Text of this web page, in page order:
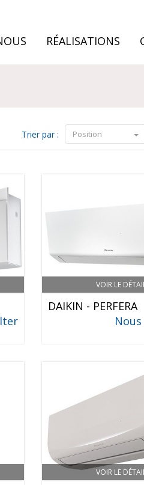
RÉALISATIONS
Trier par : Position
VOIR LE
DAIKIN - PERFERA
VOIR LE